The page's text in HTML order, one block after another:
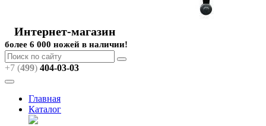
Интернет-магазин
более 6 000 ножей в наличии!
+7 (499) 404-03-03
Главная
Каталог